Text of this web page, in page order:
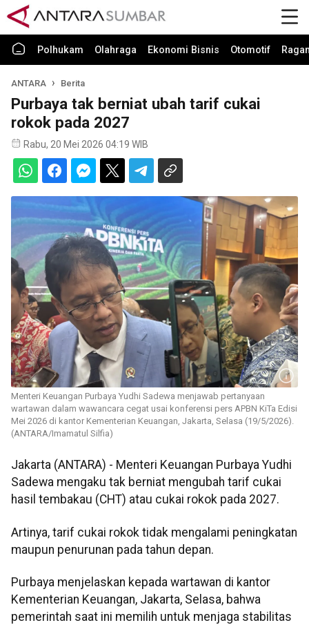
Polhukam Olahraga Ekonomi Bisnis Otomotif
ANTARA Berita
Purbaya tak berniat ubah tarif cukai
rokok pada 2027
Rabu, 20 Mei 2026 04:19 WIB
Menteri Keuangan Purbaya Yudhi Sadewa menjawab pertanyaan
wartawan dalam wawancara cegat usai konferensi pers APBN KiTa Edisi
Mei 2026 di kantor Kementerian Keuangan, Jakarta, Selasa (19/5/2026).
(ANTARA/Imamatul Silfia)
Jakarta (ANTARA) - Menteri Keuangan Purbaya Yudhi
Sadewa mengaku tak berniat mengubah tarif cukai
hasil tembakau (CHT) atau cukai rokok pada 2027.
Artinya, tarif cukai rokok tidak mengalami peningkatan
maupun penurunan pada tahun depan.
Purbaya menjelaskan kepada wartawan di kantor
Kementerian Keuangan, Jakarta, Selasa, bahwa
pemerintah saat ini memilih untuk menjaga stabilitas